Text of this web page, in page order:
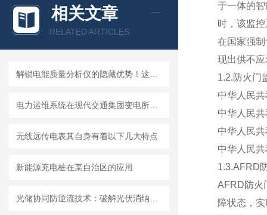
相关文章
RELATED ARTICLES
无线远传电表其自身有着以下几大特点
新能源充电桩在某自治区的应用
于一体的
时，该监
在国家强
现出供不
1.2.防火门
中华人民
中华人民
中华人民
中华人民
1.3.AFRD
AFRD防火
障状态，